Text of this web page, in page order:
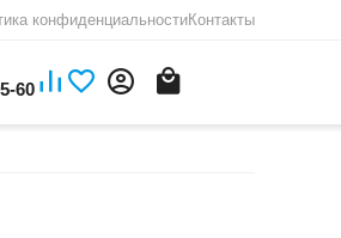
конфиденциальностиКонтакты
60